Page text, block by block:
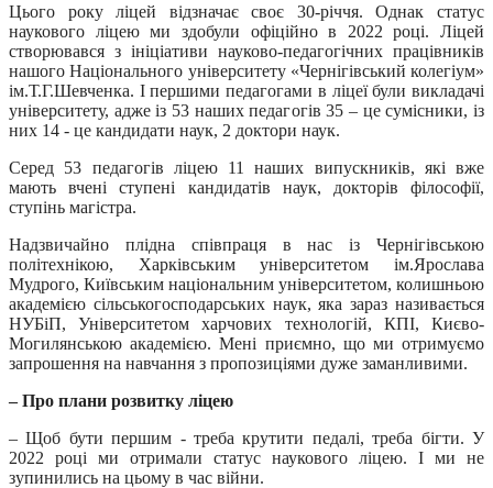
Цього року ліцей відзначає своє 30-річчя. Однак статус
наукового ліцею ми здобули офіційно в 2022 році. Ліцей
створювався з ініціативи науково-педагогічних працівників
нашого Національного університету «Чернігівський колегіум»
ім.Т.Г.Шевченка. І першими педагогами в ліцеї були викладачі
університету, адже із 53 наших педагогів 35 – це сумісники, із
них 14 - це кандидати наук, 2 доктори наук.
Серед 53 педагогів ліцею 11 наших випускників, які вже
мають вчені ступені кандидатів наук, докторів філософії,
ступінь магістра.
Надзвичайно плідна співпраця в нас із Чернігівською
політехнікою, Харківським університетом ім.Ярослава
Мудрого, Київським національним університетом, колишньою
академією сільськогосподарських наук, яка зараз називається
НУБіП, Університетом харчових технологій, КПІ, Києво-
Могилянською академією. Мені приємно, що ми отримуємо
запрошення на навчання з пропозиціями дуже заманливими.
– Про плани розвитку ліцею
– Щоб бути першим - треба крутити педалі, треба бігти. У
2022 році ми отримали статус наукового ліцею. І ми не
зупинились на цьому в час війни.